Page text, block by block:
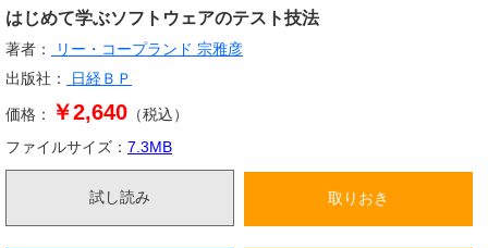
はじめて学ぶソフトウェアのテスト技法
著者： リー・コープランド 宗雅彦
出版社：
日経ＢＰ
価格： ￥2,640 （税込）
ファイルサイズ： 7.3MB
試し読み 取りおき